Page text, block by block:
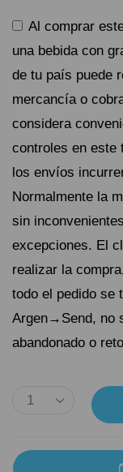
Al comprar
una bebida con
de tu país puede
mercancía o
considera
controles en este
los envíos
Normalmente la
sin
excepciones. El
realizar la
todo el pedido se
Argen→Send, no
abandonado o